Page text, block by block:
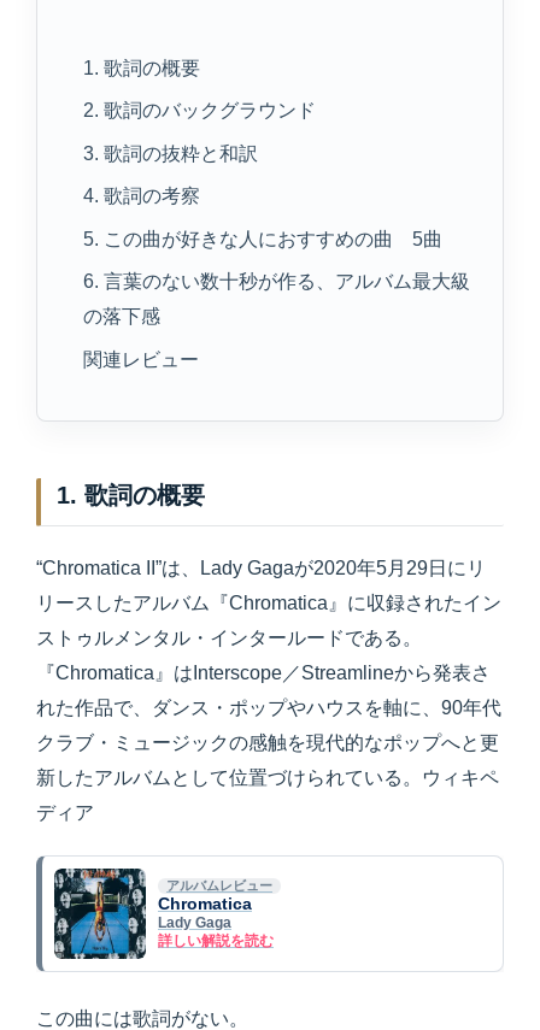
1. 歌詞の概要
2. 歌詞のバックグラウンド
3. 歌詞の抜粋と和訳
4. 歌詞の考察
5. この曲が好きな人におすすめの曲 5曲
6. 言葉のない数十秒が作る、アルバム最大級
の落下感
関連レビュー
1. 歌詞の概要
“Chromatica II”は、Lady Gagaが2020年5月29日にリ
リースしたアルバム『Chromatica』に収録されたイン
ストゥルメンタル・インタールードである。
『Chromatica』はInterscope／Streamlineから発表さ
れた作品で、ダンス・ポップやハウスを軸に、90年代
クラブ・ミュージックの感触を現代的なポップへと更
新したアルバムとして位置づけられている。ウィキペ
ディア
アルバムレビュー
Chromatica
Lady Gaga
詳しい解説を読む
この曲には歌詞がない。